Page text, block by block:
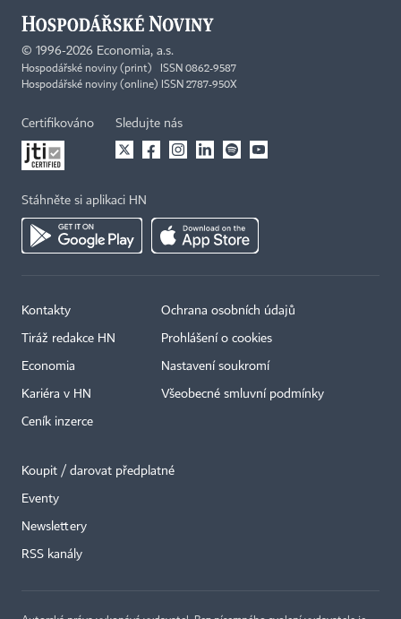
© 1996-2026 Economia, a.s.
Hospodářské noviny (print) ISSN 0862-9587
Hospodářské noviny (online) ISSN 2787-950X
Certifikováno Sledujte nás
Stáhněte si aplikaci HN
Kontakty
Tiráž redakce HN
Economia
Kariéra v HN
Ceník inzerce
Ochrana osobních údajů
Prohlášení o cookies
Nastavení soukromí
Všeobecné smluvní podmínky
Koupit / darovat předplatné
Eventy
Newslettery
RSS kanály